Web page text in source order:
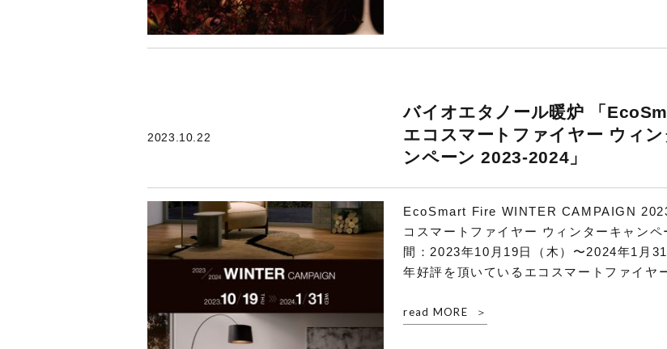
2023.10.22
バイオエタノール暖炉 「
エコスマートファイヤー ウィン
ンペーン 2023-2024」
EcoSmart Fire WINTER CAMPAIGN
コスマートファイヤー ウィンターキャンペ
間：2023年10月19日（木）〜2024年1月
年好評を頂いているエコスマートファイヤ
read MORE